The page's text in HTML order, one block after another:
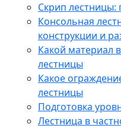
Cкрип лестницы:
Консольная
конструкции и
Какой материал
лестницы
Какое
лестницы
Подготовка
Лестница в